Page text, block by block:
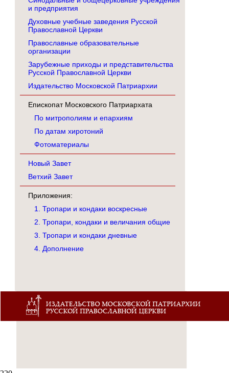
и предприятия
Духовные учебные заведения Русской
Православной Церкви
Православные образовательные
организации
Зарубежные приходы и представительства
Русской Православной Церкви
Издательство Московской Патриархии
Епископат Московского Патриархата
По митрополиям и епархиям
По датам хиротоний
Фотоматериалы
Новый Завет
Ветхий Завет
Приложения:
1. Тропари и кондаки воскресные
2. Тропари, кондаки и величания общие
3. Тропари и кондаки дневные
4. Дополнение